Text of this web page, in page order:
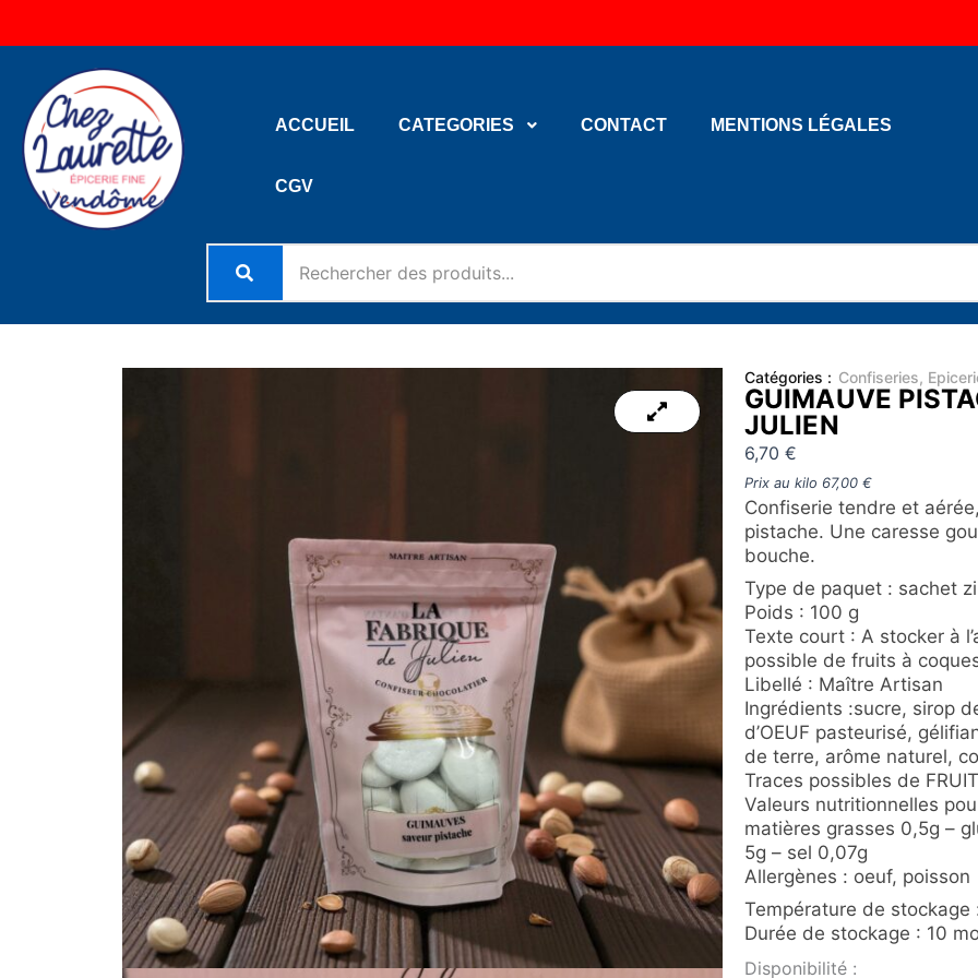
au
ACCUEIL CATEGORIES CONTACT MENTIONS LÉGALES
CGV
Catégories : Confiseries,
GUIMAUVE
JULIEN
6,70 €
Prix au kilo 67,00 €
Confiserie tendre et
pistache. Une caresse
bouche.
Type de paquet : sachet
Poids : 100 g
Texte court : A stocker à
possible de fruits à
Libellé : Maître Artisan
Ingrédients :sucre, sirop
d’OEUF pasteurisé,
de terre, arôme naturel,
Traces possibles de
Valeurs nutritionnelles
matières grasses 0,5g –
5g – sel 0,07g
Allergènes : oeuf, poisson
Température de stockage
Durée de stockage : 10
Disponibilité :
quantité